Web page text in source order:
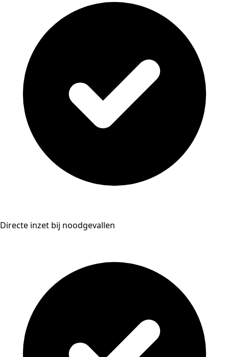
Directe inzet bij noodgevallen